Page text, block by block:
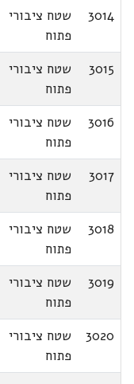
3014
שטח ציבורי
פתוח
3015
שטח ציבורי
פתוח
3016
שטח ציבורי
פתוח
3017
שטח ציבורי
פתוח
3018
שטח ציבורי
פתוח
3019
שטח ציבורי
פתוח
3020
שטח ציבורי
פתוח